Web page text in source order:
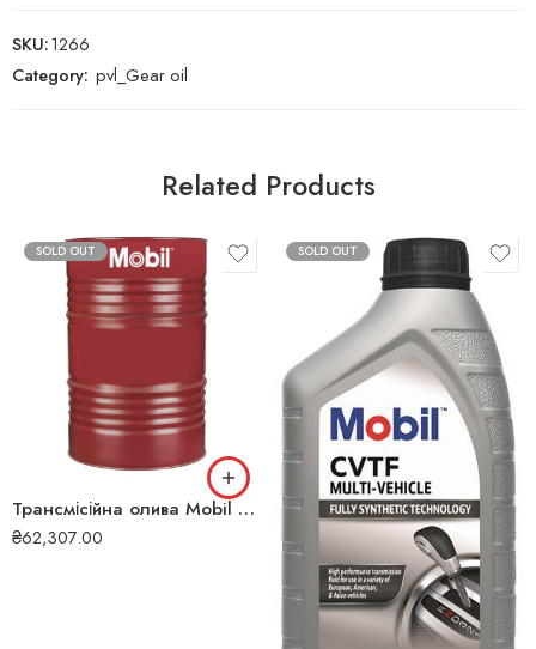
SKU:1266
Category: pvl_Gear oil
Related Products
SOLD OUT
Трансмісійна олива Mobil ATF LT 71141 208л 100
₴62,307.00
SOLD OUT